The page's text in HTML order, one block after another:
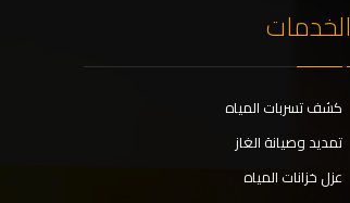
الخدمات
كشف تسربات المياه
تمديد وصيانة الغاز
عزل خزانات المياه